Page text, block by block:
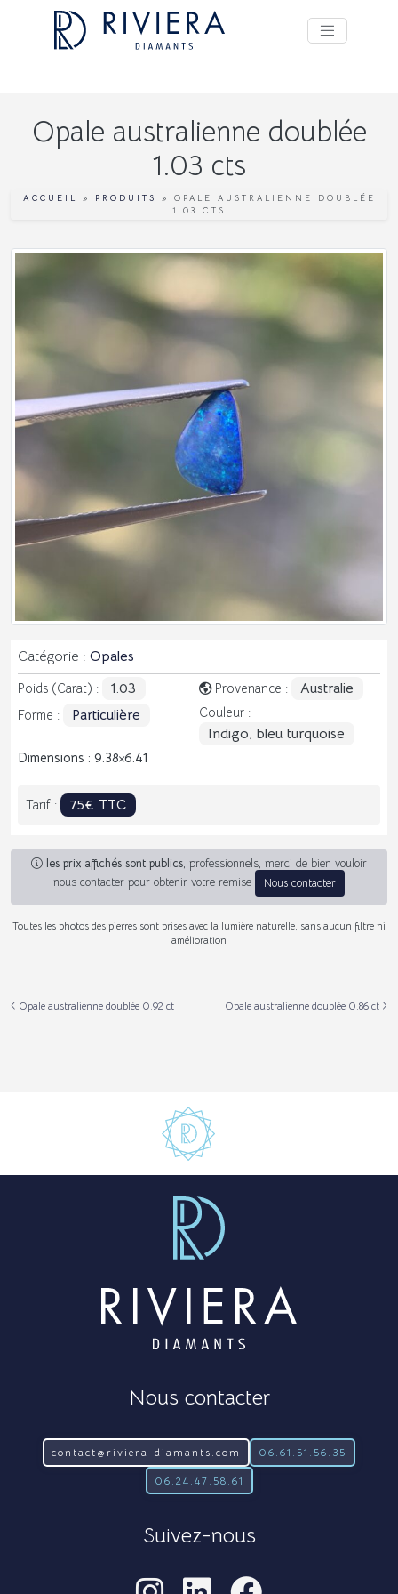
Opale australienne doublée
1.03 cts
ACCUEIL » PRODUITS » OPALE AUSTRALIENNE DOUBLÉE
1.03 CTS
Catégorie : Opales
Poids (Carat) : 1.03 Provenance : Australie
Forme : Particulière Couleur :
Indigo, bleu turquoise
Dimensions : 9.38 6.41
Tarif : 75€ TTC
les prix affichés sont publics, professionnels, merci de bien vouloir
nous contacter pour obtenir votre remise
Nous contacter
Toutes les photos des pierres sont prises avec la lumière naturelle, sans aucun filtre ni
amélioration
Opale australienne doublée 0.92 ct Opale australienne doublée 0.86 ct
Nous contacter
contact@riviera-diamants.com 06.61.51.56.35
06.24.47.58.61
Suivez-nous